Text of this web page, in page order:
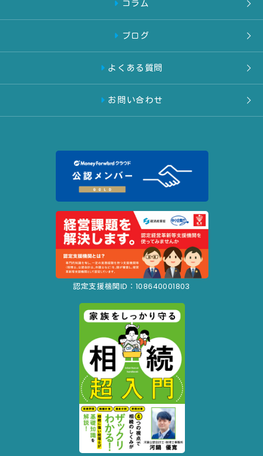
コラム
ブログ
よくある質問
お問い合わせ
認定支援機関ID：108640001803